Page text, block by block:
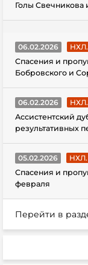
Голы
06.02.2026
Спасения и
Бобровского и
06.02.2026
Ассистентский
результативных
05.02.2026
НХЛ.
Спасения и
февраля
Перейти в